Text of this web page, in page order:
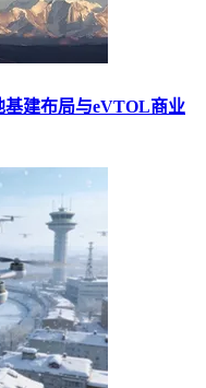
建布局与eVTOL商业